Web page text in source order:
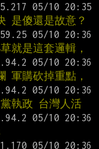
是傻還是故意？
就是這套邏輯，
軍購砍掉重點，
執政 台灣人活